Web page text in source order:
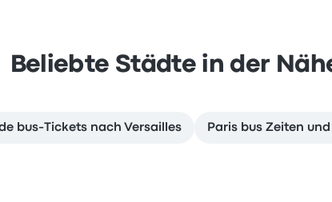
Beliebte Städte in der
bus-Tickets nach Versailles Paris bus Zeiten